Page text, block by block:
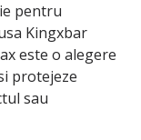
pentru
Kingxbar
este o alegere
protejeze
sau